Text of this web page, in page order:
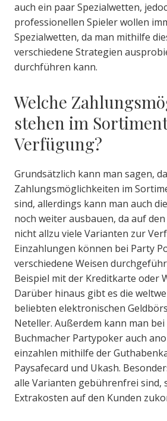
auch ein paar Spezialwetten,
professionellen Spieler wollen
Spezialwetten, da man mithilfe
verschiedene Strategien
durchführen kann.
Welche
stehen im
Verfügung?
Grundsätzlich kann man sagen,
Zahlungsmöglichkeiten im
sind, allerdings kann man auch
noch weiter ausbauen, da auf
nicht allzu viele Varianten zur
Einzahlungen können bei Party
verschiedene Weisen
Beispiel mit der Kreditkarte oder
Darüber hinaus gibt es die
beliebten elektronischen
Neteller. Außerdem kann man
Buchmacher Partypoker auch
einzahlen mithilfe der
Paysafecard und Ukash.
alle Varianten gebührenfrei sind,
Extrakosten auf den Kunden